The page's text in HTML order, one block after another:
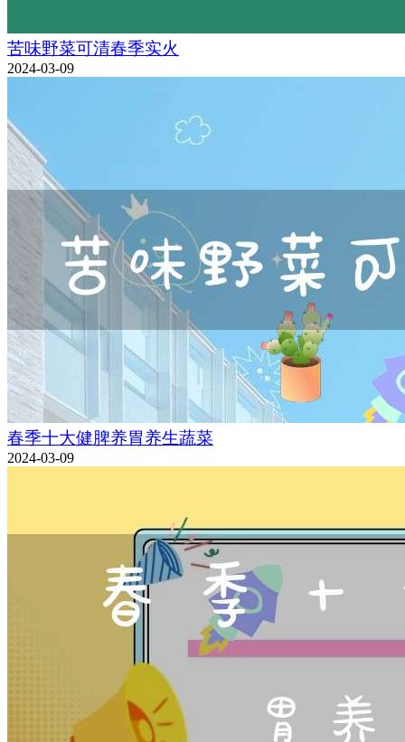
苦味野菜可清春季实火
2024-03-09
春季十大健脾养胃养生蔬菜
2024-03-09